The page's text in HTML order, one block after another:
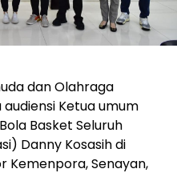
dan Olahraga
Ketua umum
Basket Seluruh
Danny Kosasih di
Kemenpora, Senayan,